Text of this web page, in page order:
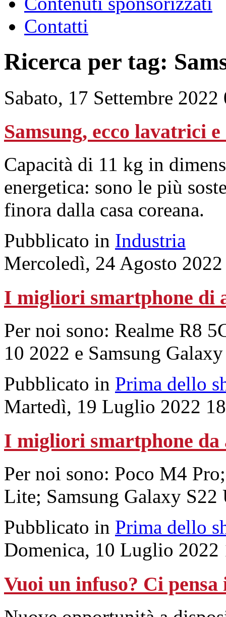
Contatti
Ricerca per tag:
Sabato, 17 Settembre 2022
Samsung, ecco lavatrici
Capacità di 11 kg in
energetica: sono le più
finora dalla casa coreana.
Pubblicato in Industria
Mercoledì, 24 Agosto
I migliori smartphone di
Per noi sono: Realme R8
10 2022 e Samsung
Pubblicato in Prima dello
Martedì, 19 Luglio 2022
I migliori smartphone da
Per noi sono: Poco M4
Lite; Samsung Galaxy S22
Pubblicato in Prima dello
Domenica, 10 Luglio 2022
Vuoi un infuso? Ci